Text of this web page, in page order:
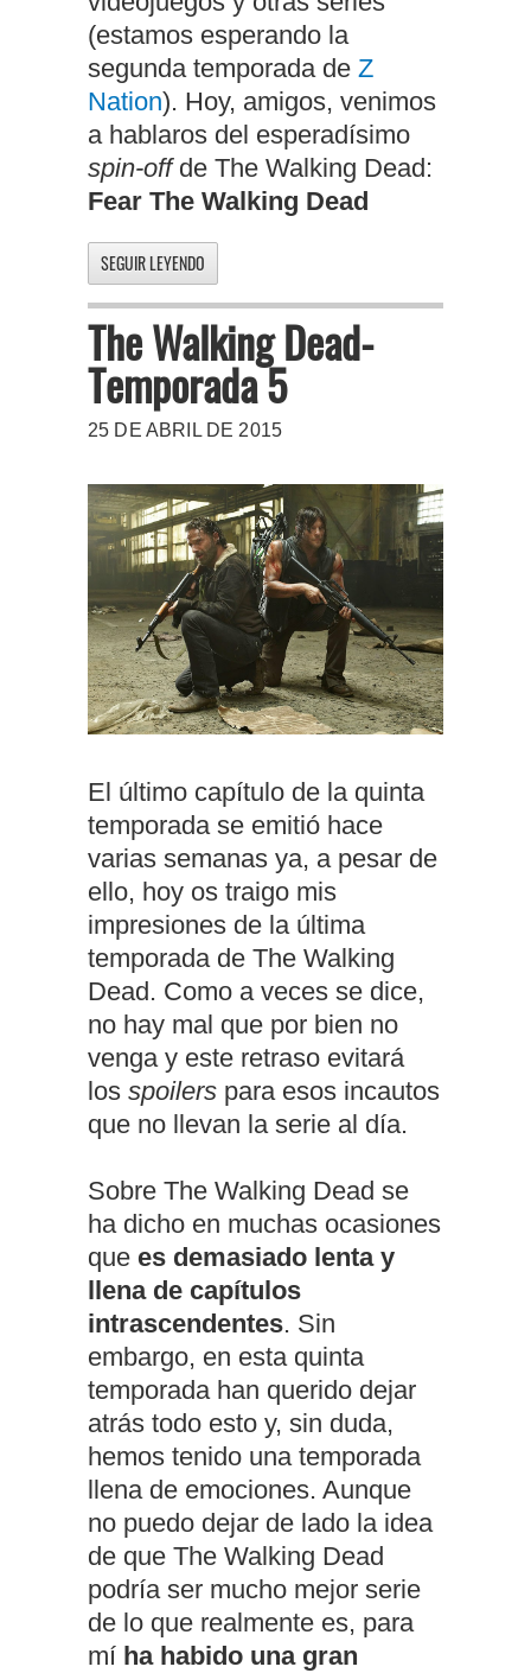
(estamos esperando la
segunda temporada de Z
Nation). Hoy, amigos, venimos
a hablaros del esperadísimo
spin-offde The Walking Dead:
Fear The Walking Dead
SEGUIR LEYENDO
The Walking Dead-
Temporada 5
25 DE ABRIL DE 2015
El último capítulo de la quinta
temporada se emitió hace
varias semanas ya, a pesar de
ello, hoy os traigo mis
impresiones de la última
temporada de The Walking
Dead. Como a veces se dice,
no hay mal que por bien no
venga y este retraso evitará
los spoilers para esos incautos
que no llevan la serie al día.
Sobre The Walking Dead se
ha dicho en muchas ocasiones
que es demasiado lenta y
llena de capítulos
intrascendentes. Sin
embargo, en esta quinta
temporada han querido dejar
atrás todo esto y, sin duda,
hemos tenido una temporada
llena de emociones. Aunque
no puedo dejar de lado la idea
de que The Walking Dead
podría ser mucho mejor serie
de lo que realmente es, para
mí ha habido una gran